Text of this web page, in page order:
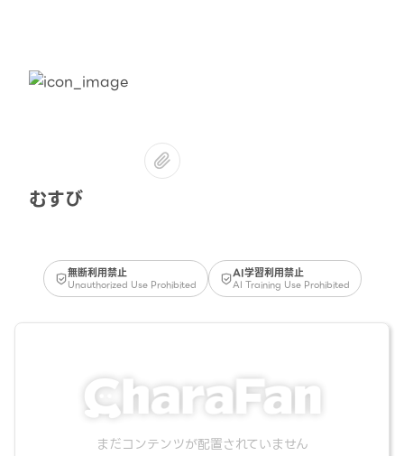
むすび
無断利用禁止
Unauthorized Use Prohibited
AI学習利用禁止
AI Training Use Prohibited
まだコンテンツが配置されていません